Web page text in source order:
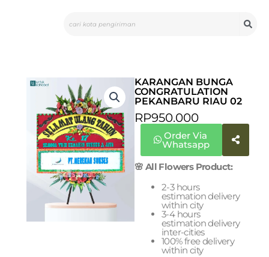
KARANGAN BUNGA
CONGRATULATION
PEKANBARU RIAU 02
RP950.000
Order Via
Whatsapp
🌸 All Flowers Product:
2-3 hours
estimation delivery
within city
3-4 hours
estimation delivery
inter-cities
100% free delivery
within city